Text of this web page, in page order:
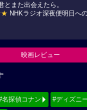
とまた出会えたら。
NHKラジオ深夜便明日へ
映画レビュー
名探偵コナン #ディズニ